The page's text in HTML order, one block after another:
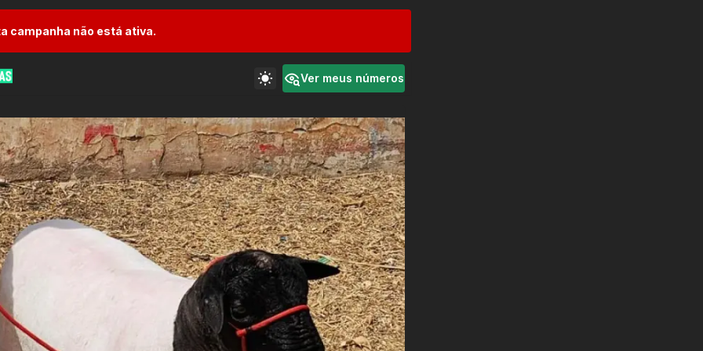
campanha não está ativa.
Ver meus números